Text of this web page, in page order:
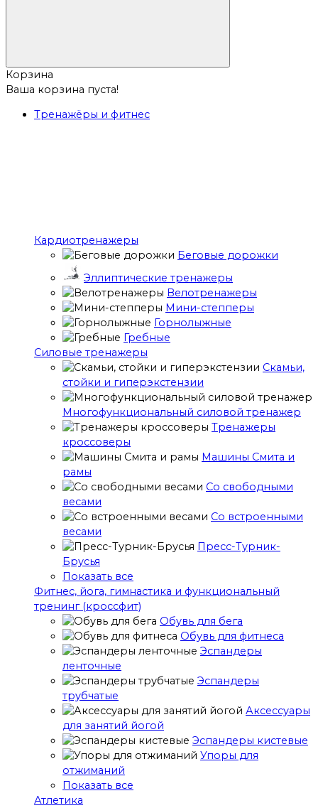
Корзина
Ваша корзина пуста!
Тренажёры и фитнес
Кардиотренажеры
Беговые дорожки
Эллиптические тренажеры
Велотренажеры
Мини-степперы
Горнолыжные
Гребные
Cиловые тренажеры
Скамьи,
стойки и гиперэкстензии
Многофункциональный силовой тренажер
Тренажеры
кроссоверы
Машины Смита и
рамы
Со свободными
весами
Со встроенными
весами
Пресс-Турник-
Брусья
Показать все
Фитнес, йога, гимнастика и функциональный
тренинг (кроссфит)
Обувь для бега
Обувь для фитнеса
Эспандеры
ленточные
Эспандеры
трубчатые
Аксессуары
для занятий йогой
Эспандеры кистевые
Упоры для
отжиманий
Показать все
Атлетика